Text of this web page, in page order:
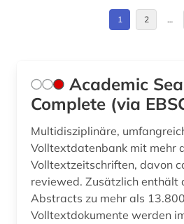
ausländer (1)
auswanderung (1)
außenpolitik (1)
baden-württemberg (9)
baltikum (1)
Daenemark (3)
Estland (3)
Europa (12)
Finnland (2)
Frankreich (3)
GUS (2)
1 2 …
Academic
Complete (via
Multidisziplinäre,
Volltextdatenbank mit mehr
Volltextzeitschriften, davon
reviewed. Zusätzlich enthält
Abstracts zu mehr als
Volltextdokumente werden